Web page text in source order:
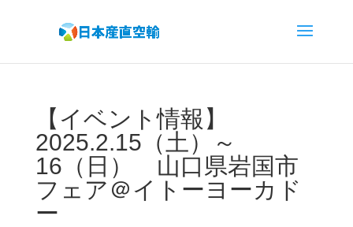
【イベント情報】
2025.2.15（土）～
16（日） 山口県岩国市
フェア＠イトーヨーカド
ー